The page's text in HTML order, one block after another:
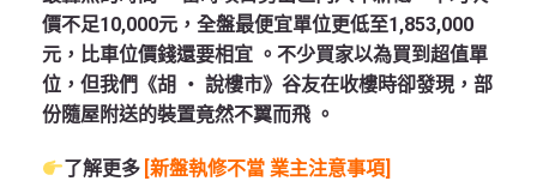
價不足10,000元，全盤最便宜單位更低至1,853,000
元，比車位價錢還要相宜 。不少買家以為買到超值單
位，但我們《胡 ‧ 說樓市》谷友在收樓時卻發現，部
份隨屋附送的裝置竟然不翼而飛 。
了解更多 [新盤執修不當 業主注意事項]